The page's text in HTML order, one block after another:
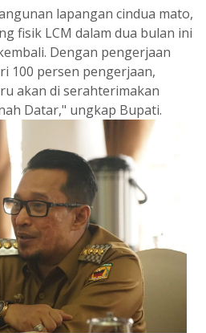
lapangan cindua mato,
fisik LCM dalam dua bulan ini
Dengan pengerjaan
100 persen pengerjaan,
akan di serahterimakan
Datar," ungkap Bupati.